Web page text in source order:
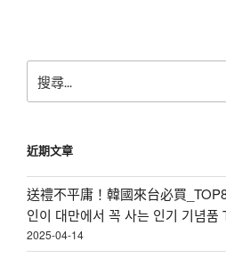
尋
字:
近期文章
送禮不平庸！韓國來台必買
인이 대만에서 꼭 사는 인기 기념품
2025-04-14